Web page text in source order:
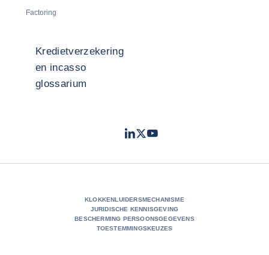
Factoring
Kredietverzekering
en incasso
glossarium
LinkedIn
TwitterYoutube
KLOKKENLUIDERSMECHANISME
JURIDISCHE KENNISGEVING
BESCHERMING PERSOONSGEGEVENS
TOESTEMMINGSKEUZES